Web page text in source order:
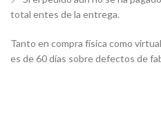
total entes de la entrega.
Tanto en compra física como
es de 60 días sobre defectos de